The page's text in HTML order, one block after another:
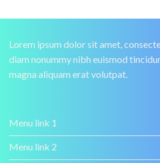
Lorem ipsum dolor sit amet,
diam nonummy nibh euismod
magna aliquam erat volutpat.
Menu link 1
Menu link 2